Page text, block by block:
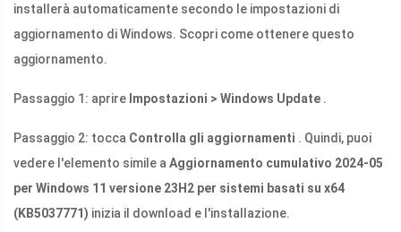
installerà automaticamente secondo le impostazioni di
aggiornamento di Windows. Scopri come ottenere questo
aggiornamento.
Passaggio 1: aprire Impostazioni > Windows Update .
Passaggio 2: tocca Controlla gli aggiornamenti . Quindi, puoi
vedere l'elemento simile a Aggiornamento cumulativo 2024-05
per Windows 11 versione 23H2 per sistemi basati su x64
(KB5037771) inizia il download e l'installazione.